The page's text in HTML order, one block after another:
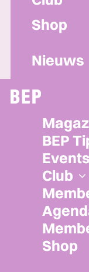
BEP
Events
Club
Shop
Shop
Nieuws
Herroepen
Privacy
Algemene